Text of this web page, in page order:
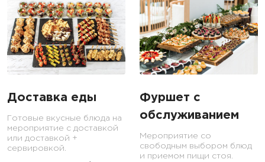
Доставка еды
Готовые вкусные блюда на
мероприятие с доставкой
или доставкой +
сервировкой.
Фуршет с
обслуживанием
Мероприятие со
свободным выбором блюд
и приемом пищи стоя.